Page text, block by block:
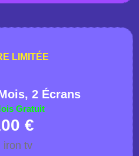
LIMITÉE
2 Écrans​​
Gratuit
€